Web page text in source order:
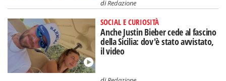
diRedazione
SOCIAL E CURIOSITÀ
Anche Justin Bieber cede al fascino
della Sicilia: dov'è stato avvistato,
il video